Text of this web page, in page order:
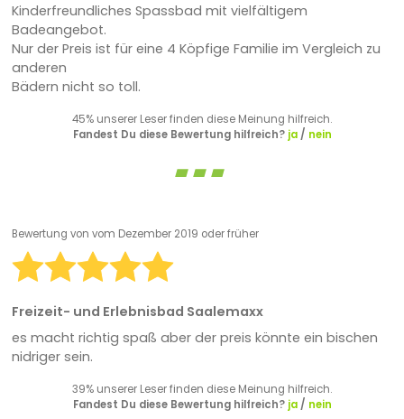
Kinderfreundliches Spassbad mit vielfältigem
Badeangebot.
Nur der Preis ist für eine 4 Köpfige Familie im Vergleich zu
anderen
Bädern nicht so toll.
45% unserer Leser finden diese Meinung hilfreich.
Fandest Du diese Bewertung hilfreich? ja/ nein
Bewertung von vom Dezember 2019 oder früher
Freizeit- und Erlebnisbad Saalemaxx
es macht richtig spaß aber der preis könnte ein bischen
nidriger sein.
39% unserer Leser finden diese Meinung hilfreich.
Fandest Du diese Bewertung hilfreich? ja/ nein